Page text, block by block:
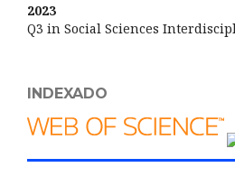
2023
Q3 in Social Sciences
INDEXADO